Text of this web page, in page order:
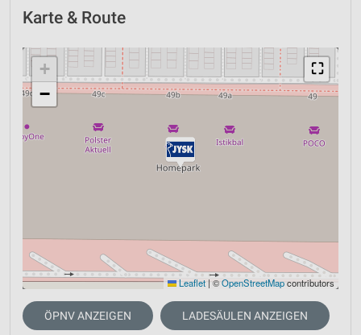
Karte & Route
⛶
+
−
Leaflet | ©OpenStreetMapcontributors
ÖPNV ANZEIGEN LADESÄULEN ANZEIGEN